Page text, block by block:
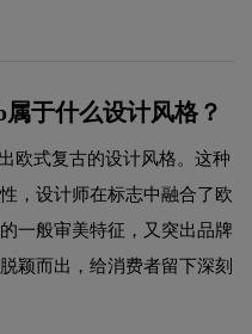
于什么设计风格？
欧式复古的设计风格。这种
，设计师在标志中融合了欧
一般审美特征，又突出品牌
颖而出，给消费者留下深刻